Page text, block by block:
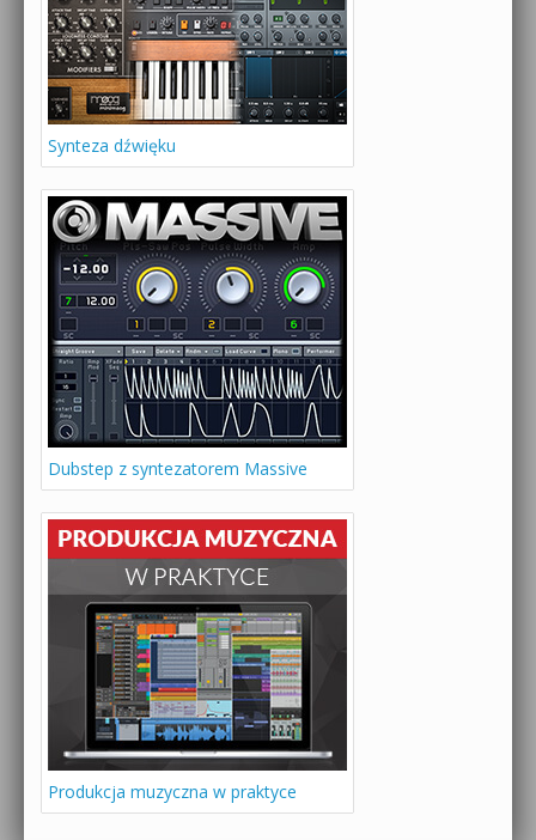
Synteza dźwięku
Dubstep z syntezatorem Massive
Produkcja muzyczna w praktyce